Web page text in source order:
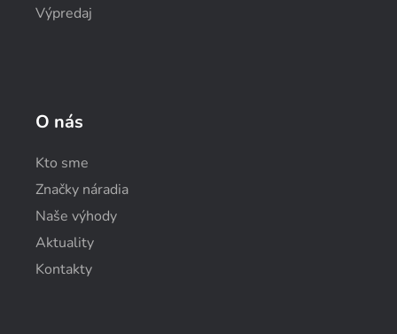
Výpredaj
O nás
Kto sme
Značky náradia
Naše výhody
Aktuality
Kontakty